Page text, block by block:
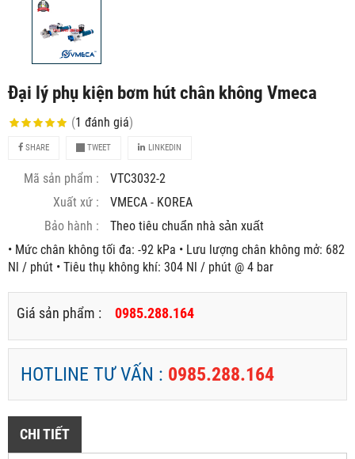
Đại lý phụ kiện bơm hút chân không Vmeca
(1 đánh giá)
SHARE TWEET LINKEDIN
Mã sản phẩm :
VTC3032-2
Xuất xứ :
VMECA - KOREA
Bảo hành :
Theo tiêu chuẩn nhà sản xuất
• Mức chân không tối đa: -92 kPa • Lưu lượng chân không mở: 682
Nl / phút • Tiêu thụ không khí: 304 Nl / phút @ 4 bar
Giá sản phẩm : 0985.288.164
HOTLINE TƯ VẤN : 0985.288.164
CHI TIẾT